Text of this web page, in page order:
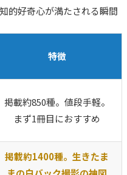
的好奇心が満たされる瞬間
特徴
掲載約850種。値段手軽。
まず1冊目におすすめ
掲載約1400種。生きたま